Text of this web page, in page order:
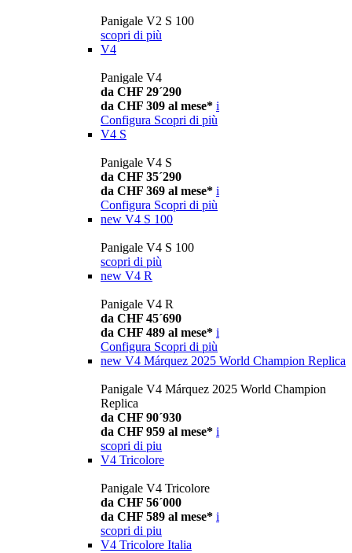
Panigale V2 S 100
scopri di più
V4
Panigale V4
da CHF 29´290
da CHF 309 al mese* i
Configura Scopri di più
V4 S
Panigale V4 S
da CHF 35´290
da CHF 369 al mese* i
Configura Scopri di più
new V4 S 100
Panigale V4 S 100
scopri di più
new V4 R
Panigale V4 R
da CHF 45´690
da CHF 489 al mese* i
Configura Scopri di più
new V4 Márquez 2025 World Champion Replica
Panigale V4 Márquez 2025 World Champion
Replica
da CHF 90´930
da CHF 959 al mese* i
scopri di piu
V4 Tricolore
Panigale V4 Tricolore
da CHF 56´000
da CHF 589 al mese* i
scopri di piu
V4 Tricolore Italia